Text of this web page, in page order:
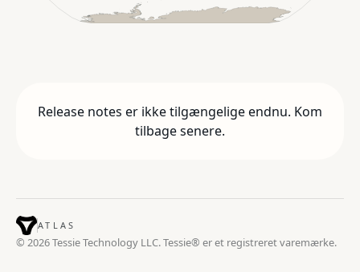
Release notes er ikke tilgængelige endnu. Kom
tilbage senere.
ATLAS
© 2026 Tessie Technology LLC. Tessie® er et registreret varemærke.